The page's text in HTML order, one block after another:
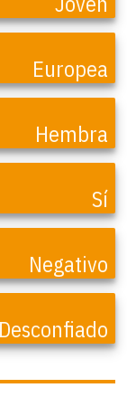
Europea
Hembra
Sí
Negativo
Desconfiado